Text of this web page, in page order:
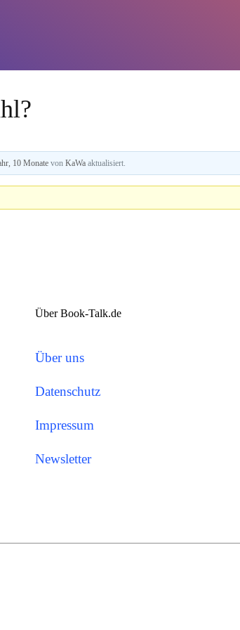
10 Monatevon KaWaaktualisiert.
Über Book-Talk.de
Über uns
Datenschutz
Impressum
Newsletter